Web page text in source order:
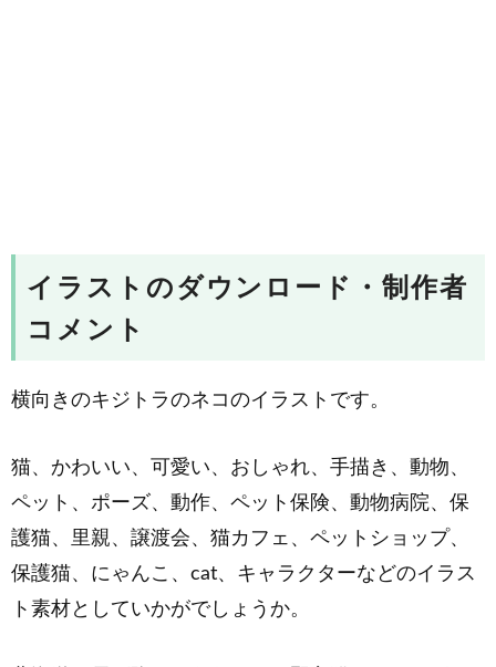
イラストのダウンロード・制作者
コメント
横向きのキジトラのネコのイラストです。
猫、かわいい、可愛い、おしゃれ、手描き、動物、
ペット、ポーズ、動作、ペット保険、動物病院、保
護猫、里親、譲渡会、猫カフェ、ペットショップ、
保護猫、にゃんこ、cat、キャラクターなどのイラス
ト素材としていかがでしょうか。